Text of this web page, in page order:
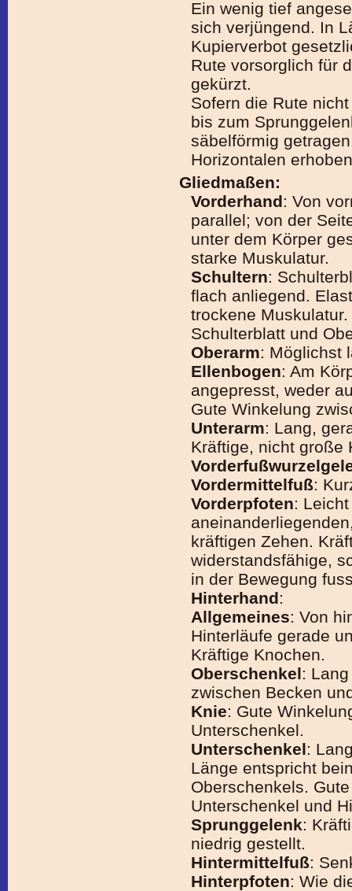
Ein wenig tief
sich verjüngend. In
Kupierverbot
Rute vorsorglich für
gekürzt.
Sofern die Rute
bis zum
säbelförmig
Horizontalen
Gliedmaßen:
Vorderhand: Von
parallel; von der
unter dem Körper
starke Muskulatur.
Schultern:
flach anliegend.
trockene
Schulterblatt und
Oberarm: Möglichst
Ellenbogen: Am
angepresst, weder
Gute Winkelung
Unterarm: Lang,
Kräftige, nicht große
Vordermittelfuß:
Vorderpfoten:
kräftigen Zehen.
widerstandsfähige,
in der Bewegung
Hinterhand:
Allgemeines: Von
Hinterläufe gerade
Kräftige Knochen.
Oberschenkel:
zwischen Becken
Knie: Gute
Unterschenkel.
Unterschenkel:
Länge entspricht
Oberschenkels.
Unterschenkel und
Sprunggelenk:
niedrig gestellt.
Hintermittelfuß:
Hinterpfoten: Wie